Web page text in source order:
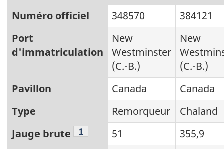
Numéro officiel 348570
384121
Port
d'immatriculation
New
Westminster
(C.-B.)
New
(C.-B.)
Pavillon
Canada
Canada
Type
Remorqueur
Chaland
Jauge brute
Note de bas de page
1 51
355,9